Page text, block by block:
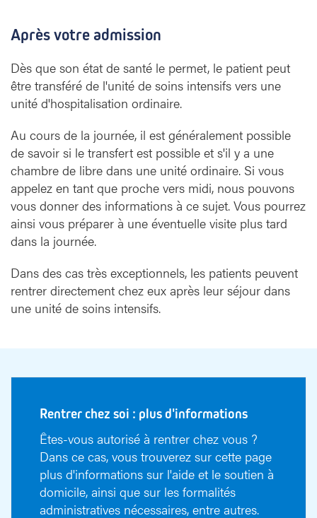
Après votre admission
Dès que son état de santé le permet, le patient peut
être transféré de l'unité de soins intensifs vers une
unité d'hospitalisation ordinaire.
Au cours de la journée, il est généralement possible
de savoir si le transfert est possible et s'il y a une
chambre de libre dans une unité ordinaire. Si vous
appelez en tant que proche vers midi, nous pouvons
vous donner des informations à ce sujet. Vous pourrez
ainsi vous préparer à une éventuelle visite plus tard
dans la journée.
Dans des cas très exceptionnels, les patients peuvent
rentrer directement chez eux après leur séjour dans
une unité de soins intensifs.
Rentrer chez soi : plus d'informations
Êtes-vous autorisé à rentrer chez vous ?
Dans ce cas, vous trouverez sur cette page
plus d'informations sur l'aide et le soutien à
domicile, ainsi que sur les formalités
administratives nécessaires, entre autres.